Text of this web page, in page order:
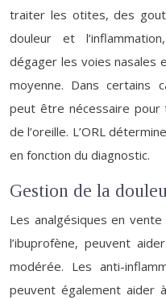
traiter les otites, des
douleur et
dégager les voies nasales
moyenne. Dans certains
peut être nécessaire pour
de l’oreille. L’ORL
en fonction du diagnostic.
Gestion de la
Les analgésiques en
l’ibuprofène, peuvent
modérée. Les anti-
peuvent également aider